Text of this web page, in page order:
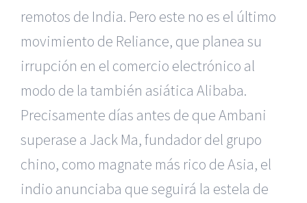
remotos de India. Pero este no es el último
movimiento de Reliance, que planea su
irrupción en el comercio electrónico al
modo de la también asiática Alibaba.
Precisamente días antes de que Ambani
superase a Jack Ma, fundador del grupo
chino, como magnate más rico de Asia, el
indio anunciaba que seguirá la estela de